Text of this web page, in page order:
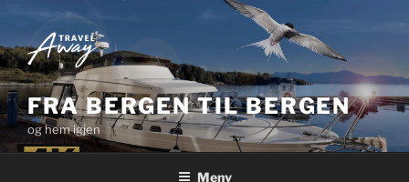
innhold
FRA BERGEN TIL BERGEN
og hem igjen
Meny